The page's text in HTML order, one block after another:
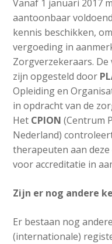
Vanaf 1 januari 2017
aantoonbaar
kennis beschikken,
vergoeding in
Zorgverzekeraars.
zijn opgesteld door
Opleiding en
in opdracht van de
Het CPION (Centrum
Nederland)
therapeuten aan
voor accreditatie in
Zijn er nog andere
Er bestaan nog
(internationale)